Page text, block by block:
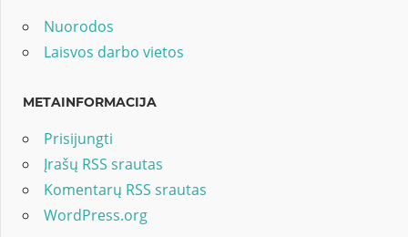
Nuorodos
Laisvos darbo vietos
METAINFORMACIJA
Prisijungti
Įrašų RSS srautas
Komentarų RSS srautas
WordPress.org